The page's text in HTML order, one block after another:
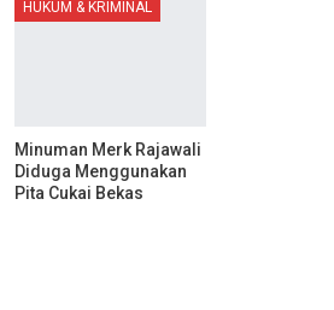
HUKUM & KRIMINAL
Minuman Merk Rajawali
Diduga Menggunakan
Pita Cukai Bekas